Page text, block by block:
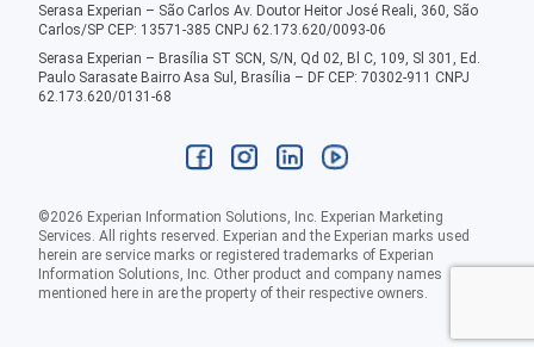
Serasa Experian – São Carlos Av. Doutor Heitor José Reali, 360, São
Carlos/SP CEP: 13571-385 CNPJ 62.173.620/0093-06
Serasa Experian – Brasília ST SCN, S/N, Qd 02, Bl C, 109, Sl 301, Ed.
Paulo Sarasate Bairro Asa Sul, Brasília – DF CEP: 70302-911 CNPJ
62.173.620/0131-68
©2026 Experian Information Solutions, Inc. Experian Marketing
Services. All rights reserved. Experian and the Experian marks used
herein are service marks or registered trademarks of Experian
Information Solutions, Inc. Other product and company names
mentioned here in are the property of their respective owners.